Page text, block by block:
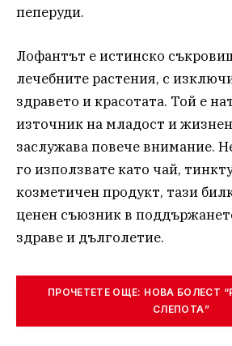
пеперуди.
Лофантът е истинско
лечебните растения, с
здравето и красотата. Той е
източник на младост и
заслужава повече внимание.
го използвате като чай,
козметичен продукт, тази
ценен съюзник в
здраве и дълголетие.
ПРОЧЕТЕТЕ ОЩЕ: НОВА БОЛЕСТ
СЛЕПОТА”